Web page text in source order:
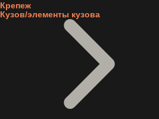
Крепеж
Кузов/элементы кузова